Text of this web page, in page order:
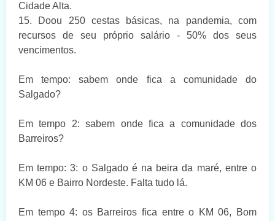
Cidade Alta.
15. Doou 250 cestas básicas, na pandemia, com
recursos de seu próprio salário - 50% dos seus
vencimentos.
Em tempo: sabem onde fica a comunidade do
Salgado?
Em tempo 2: sabem onde fica a comunidade dos
Barreiros?
Em tempo: 3: o Salgado é na beira da maré, entre o
KM 06 e Bairro Nordeste. Falta tudo lá.
Em tempo 4: os Barreiros fica entre o KM 06, Bom